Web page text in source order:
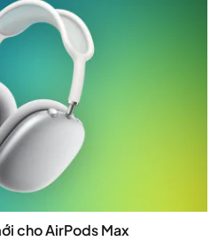
cho AirPods Max